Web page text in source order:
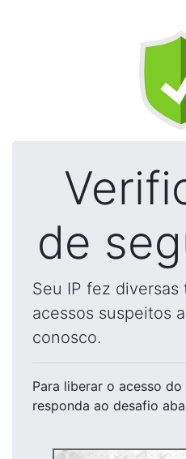
de
Seu IP fez
acessos suspeitos
conosco.
Para liberar o acesso do
responda ao desafio